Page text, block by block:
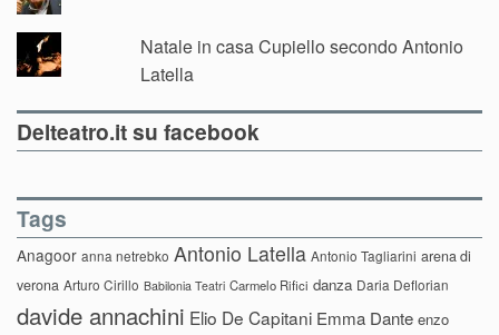
Natale in casa Cupiello secondo Antonio
Latella
Delteatro.it su facebook
Tags
Anagoor anna netrebko Antonio Latella Antonio Tagliarini arena di
verona Arturo Cirillo Babilonia Teatri Carmelo Rifici danza Daria Deflorian
davide annachini Elio De Capitani Emma Dante enzo